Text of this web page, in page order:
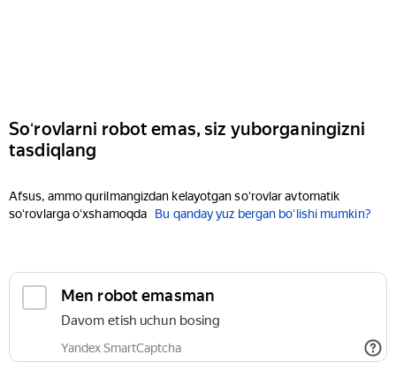
Soʻrovlarni robot emas, siz yuborganingizni
tasdiqlang
Afsus, ammo qurilmangizdan kelayotgan soʻrovlar avtomatik
soʻrovlarga oʻxshamoqda
Bu qanday yuz bergan boʻlishi mumkin?
Men robot emasman
Davom etish uchun bosing
Yandex SmartCaptcha